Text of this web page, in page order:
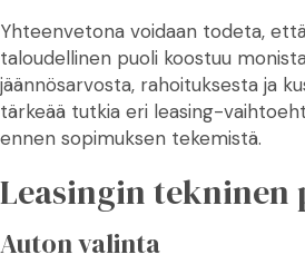
Yhteenvetona voidaan todeta,
taloudellinen puoli koostuu
jäännösarvosta, rahoituksesta ja
tärkeää tutkia eri leasing-
ennen sopimuksen tekemistä.
Leasingin tekninen
Auton valinta